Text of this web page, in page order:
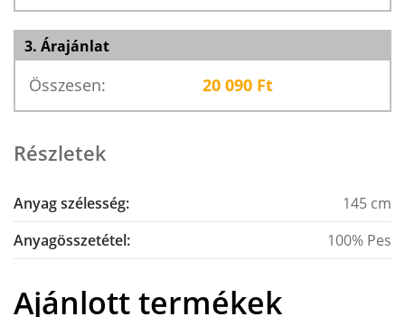
3. Árajánlat
Összesen: 20 090 Ft
Részletek
Anyag szélesség:
145 cm
Anyagösszetétel:
100% Pes
Ajánlott termékek